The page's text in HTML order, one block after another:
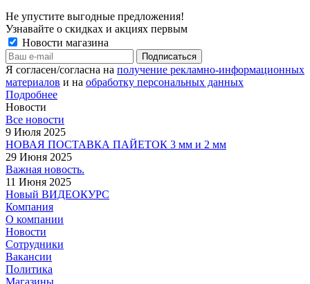
Не упустите выгодные предложения!
Узнавайте о скидках и акциях первым
Новости магазина
Я согласен/согласна на получение рекламно-информационных
материалов и на обработку персональных данных
Подробнее
Новости
Все новости
9 Июля 2025
НОВАЯ ПОСТАВКА ПАЙЕТОК 3 мм и 2 мм
29 Июня 2025
Важная новость.
11 Июня 2025
Новый ВИДЕОКУРС
Компания
О компании
Новости
Сотрудники
Вакансии
Политика